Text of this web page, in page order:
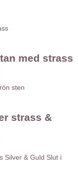
med strass
strass &
Slut i